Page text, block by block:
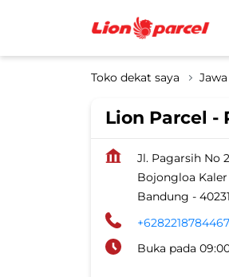
Toko dekat saya
Lion Parcel -
Jl. Pagarsih No
Bojongloa Kaler
Bandung - 40231
+6282218784467
Buka pada